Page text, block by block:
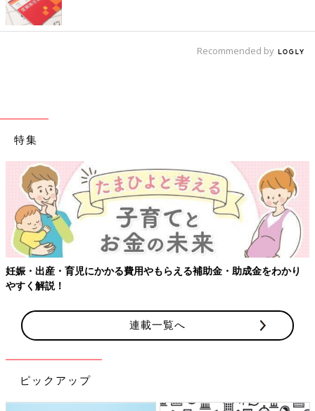
しかし大切なのは、子どもに正解や知識を伝えることではなく、
うことだと考えています。ときには子どもから“なんで目の上に
（パパ）もわからないから一緒に調べよう”と提案してみましょ
う。そうしたやりとりをきっかけに、体への興味が広がると思い
ます。
重要なのは、自分の体もまわりの人の体も、とてもよくできてい
て、どちらもとても大切だということが実感として伝わることだ
と思っています」（瀬戸山先生）
また子どもに体のことを話すには、医師や看護師などの専門家よ
りも、ママ・パパなどのほうが適任だと言います。
「NPO法人からだフシギでは、現在、幼稚園教諭や保育士、図
書館司書の方などを対象に研修を行い、“からだ先生”の育成に努
どもたちに体をテーマにしたお話会をしていました。
お話会をしていて感じたのは、私たち（医療職）は体のことにつ
もとかかわっているママ、パパ、幼稚園や保育園の先生たちのほ
うが適任だということです。
Recommended by
特集
妊娠・出産・育児にかかる費用やもらえる補助金・助成金をわかり
やすく解説！
連載一覧へ
ピックアップ